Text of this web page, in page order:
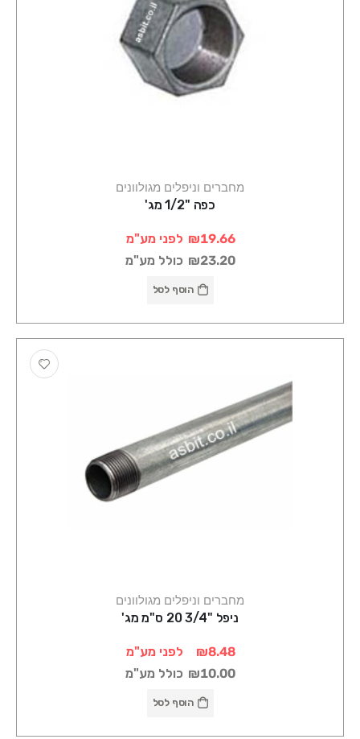
מחברים וניפלים מגולוונים
כפה "1/2 מג'
₪19.66 לפני מע"מ
₪23.20 כולל מע"מ
הוסף לסל
מחברים וניפלים מגולוונים
ניפל "3/4 20 ס"מ מג'
₪8.48
לפני מע"מ
₪10.00 כולל מע"מ
הוסף לסל